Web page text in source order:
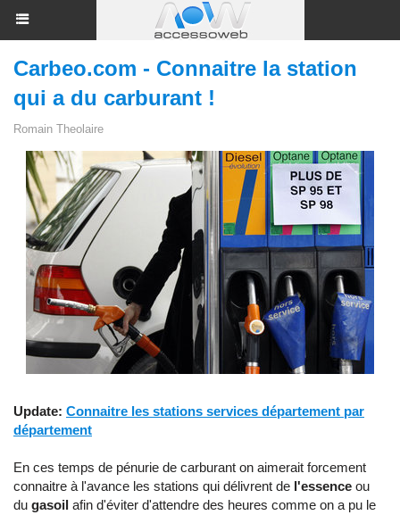
Carbeo.com - Connaitre la station
qui a du carburant !
Romain Theolaire
Update: Connaitre les stations services département par
département
En ces temps de pénurie de carburant on aimerait forcement
connaitre à l'avance les stations qui délivrent de l'essence ou
du gasoil afin d'éviter d'attendre des heures comme on a pu le